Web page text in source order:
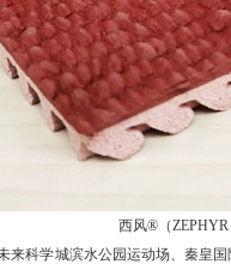
西风®（
科学城滨水公园运动场、秦皇